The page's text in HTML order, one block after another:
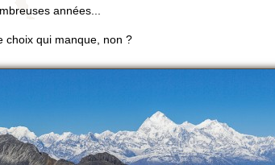
années...
choix qui manque, non ?